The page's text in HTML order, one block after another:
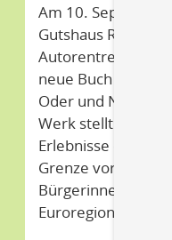
Am 10.
Gutshaus Ramin
Autorentreffen
neue Buch
Oder und Neiße”
Werk stellt die
Erlebnisse entlang
Grenze vor,
Bürgerinnen und
Euroregion